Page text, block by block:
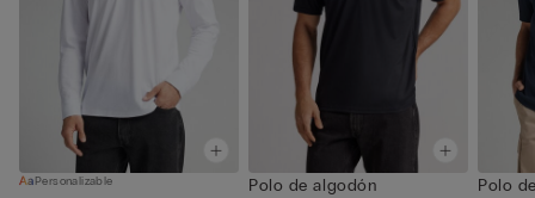
Personalizable
Polo de algodón
Polo